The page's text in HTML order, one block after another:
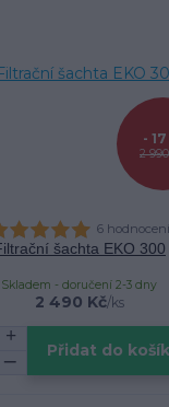
2
-
6 hodnocení
šachta EKO 300
2 490 Kč/ks
Skladem - doručení 2-3 dny
Přidat do